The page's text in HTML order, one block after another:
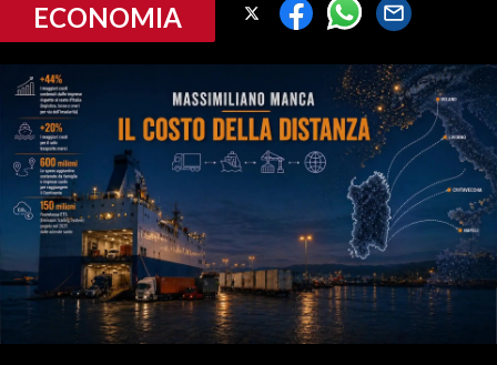
CRONACA SARDEGNA
PROVINCIA DI CAGLIARI
SULCIS IGLESIENTE
MEDIO CAMPIDANO
ORISTANO E PROVINCIA
SASSARI E PROVINCIA
GALLURA
NUORO E PROVINCIA
OGLIASTRA
ECONOMIA